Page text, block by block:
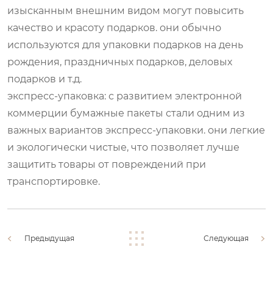
изысканным внешним видом могут повысить
качество и красоту подарков. они обычно
используются для упаковки подарков на день
рождения, праздничных подарков, деловых
подарков и т.д.
экспресс-упаковка: с развитием электронной
коммерции бумажные пакеты стали одним из
важных вариантов экспресс-упаковки. они легкие
и экологически чистые, что позволяет лучше
защитить товары от повреждений при
транспортировке.
Предыдущая Следующая